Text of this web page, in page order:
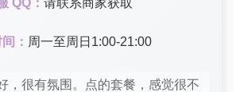
： 周一至周日1:00-21:00
，很有氛围。点的套餐，感觉很不